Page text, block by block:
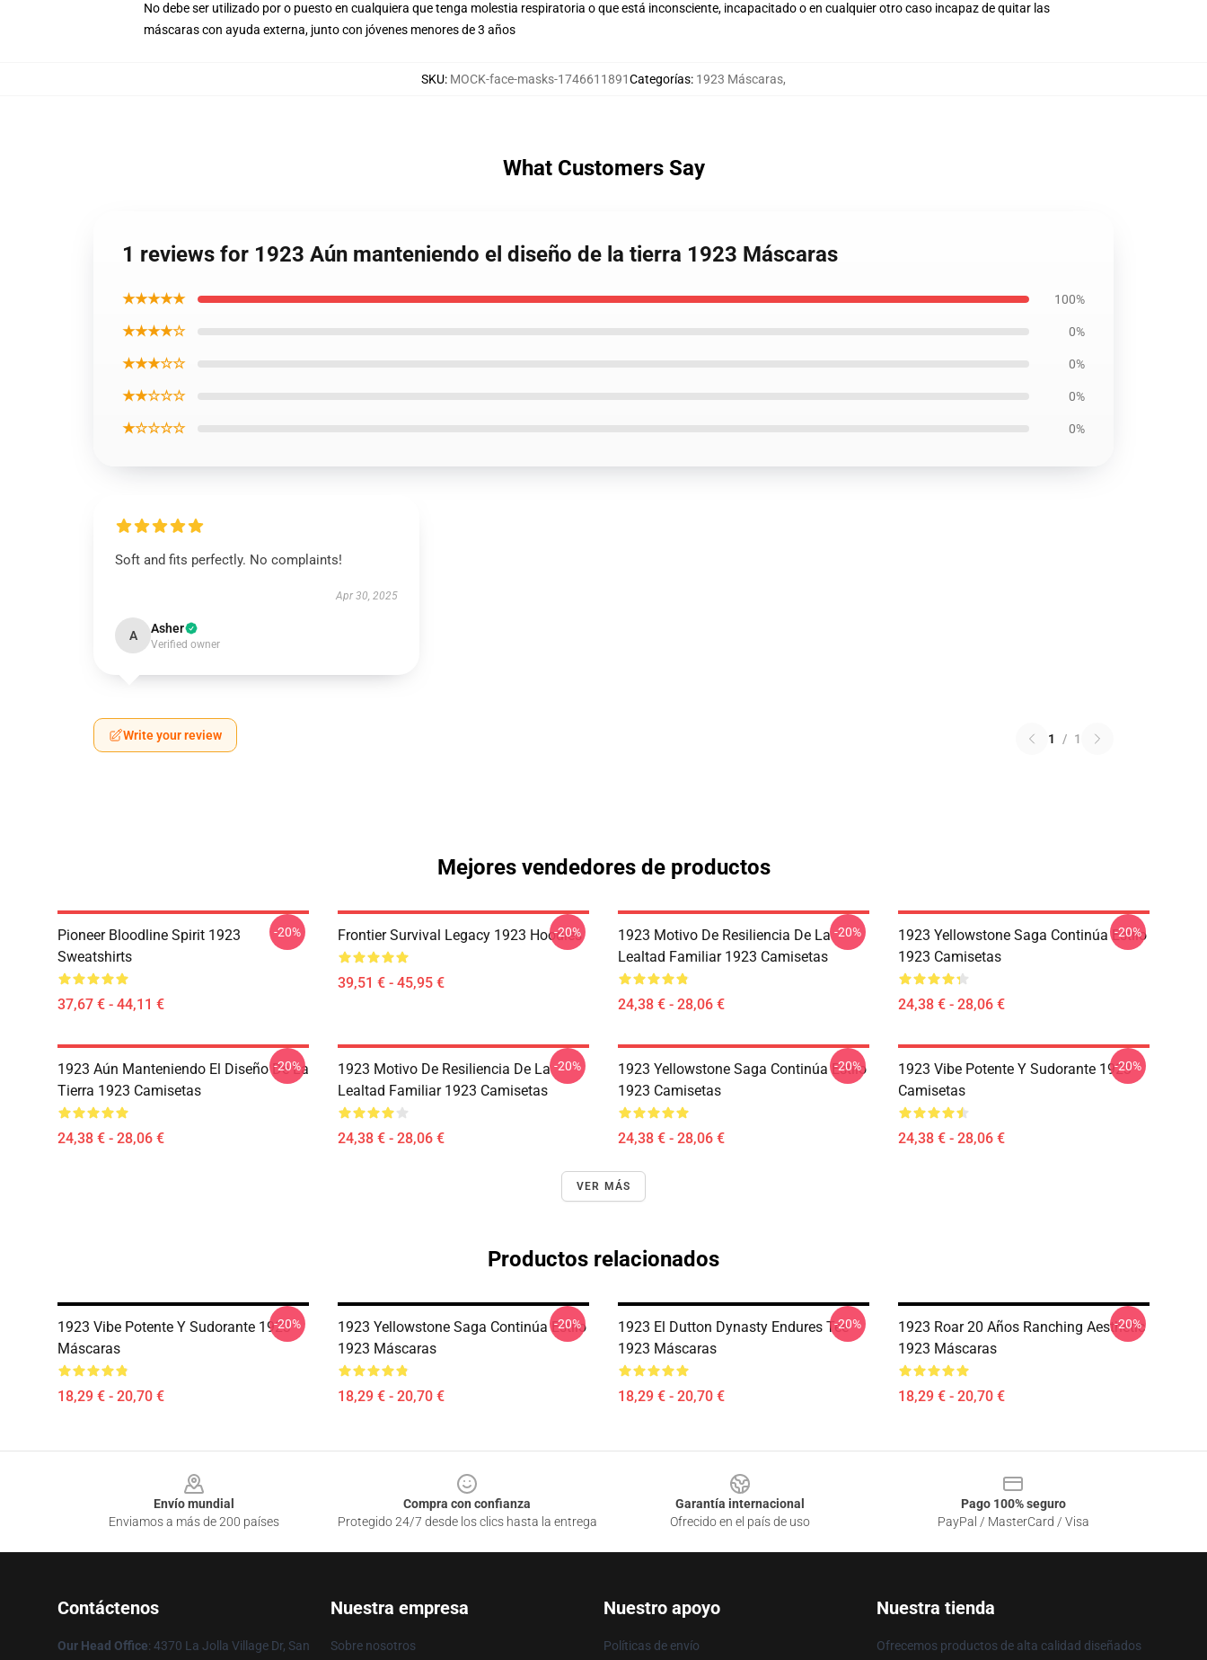
No debe ser utilizado por o puesto en cualquiera que tenga molestia respiratoria o que está inconsciente, incapacitado o en cualquier otro caso incapaz de quitar las
máscaras con ayuda externa, junto con jóvenes menores de 3 años
SKU: MOCK-face-masks-1746611891Categorías: 1923 Máscaras,
What Customers Say
1 reviews for 1923 Aún manteniendo el diseño de la tierra 1923 Máscaras
★★★★★ 100%
★★★★☆ 0%
★★★☆☆ 0%
★★☆☆☆ 0%
★☆☆☆☆ 0%
Soft and fits perfectly. No complaints!
Apr 30, 2025
A Asher
Verified owner
Write your review 1 / 1
Mejores vendedores de productos
Pioneer Bloodline Spirit 1923
Sweatshirts
37,67 € - 44,11 €
-20% Frontier Survival Legacy 1923 Hoodies
39,51 € - 45,95 €
-20%
1923 Motivo De Resiliencia De La
Lealtad Familiar 1923 Camisetas
24,38 € - 28,06 €
-20%
1923 Yellowstone Saga Continúa Estilo
1923 Camisetas
24,38 € - 28,06 €
-20%
1923 Aún Manteniendo El Diseño De La
Tierra 1923 Camisetas
24,38 € - 28,06 €
-20%
1923 Motivo De Resiliencia De La
Lealtad Familiar 1923 Camisetas
24,38 € - 28,06 €
-20%
1923 Yellowstone Saga Continúa Estilo
1923 Camisetas
24,38 € - 28,06 €
-20%
1923 Vibe Potente Y Sudorante 1923
Camisetas
24,38 € - 28,06 €
-20%
VER MÁS
Productos relacionados
1923 Vibe Potente Y Sudorante 1923
Máscaras
18,29 € - 20,70 €
-20%
1923 Yellowstone Saga Continúa Estilo
1923 Máscaras
18,29 € - 20,70 €
-20%
1923 El Dutton Dynasty Endures Tee
1923 Máscaras
18,29 € - 20,70 €
-20%
1923 Roar 20 Años Ranching Aesthetic
1923 Máscaras
18,29 € - 20,70 €
-20%
Envío mundial
Enviamos a más de 200 países
Compra con confianza
Protegido 24/7 desde los clics hasta la entrega
Garantía internacional
Ofrecido en el país de uso
Pago 100% seguro
PayPal / MasterCard / Visa
Contáctenos
Our Head Office: 4370 La Jolla Village Dr, San
Nuestra empresa
Sobre nosotros
Nuestro apoyo
Políticas de envío
Nuestra tienda
Ofrecemos productos de alta calidad diseñados